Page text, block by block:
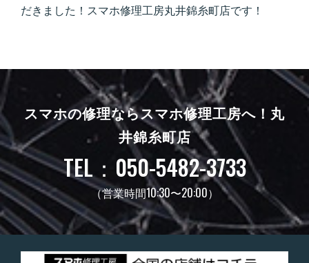
だきました！スマホ修理工房丸井錦糸町店です！
スマホの修理ならスマホ修理工房へ！ 丸
井錦糸町店
TEL：050-5482-3733
（営業時間10:30〜20:00）